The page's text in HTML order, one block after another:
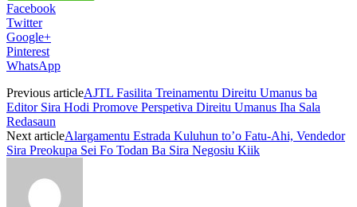
Facebook
Twitter
Google+
Pinterest
WhatsApp
Previous articleAJTL Fasilita Treinamentu Direitu Umanus ba
Editor Sira Hodi Promove Perspetiva Direitu Umanus Iha Sala
Redasaun
Next articleAlargamentu Estrada Kuluhun to’o Fatu-Ahi, Vendedor
Sira Preokupa Sei Fo Todan Ba Sira Negosiu Kiik